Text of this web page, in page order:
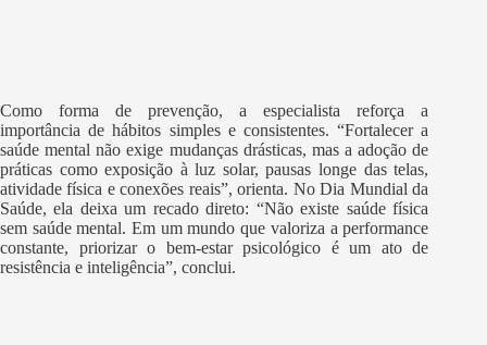
Como forma de prevenção, a especialista reforça a
importância de hábitos simples e consistentes. “Fortalecer a
saúde mental não exige mudanças drásticas, mas a adoção de
práticas como exposição à luz solar, pausas longe das telas,
atividade física e conexões reais”, orienta. No Dia Mundial da
Saúde, ela deixa um recado direto: “Não existe saúde física
sem saúde mental. Em um mundo que valoriza a performance
constante, priorizar o bem-estar psicológico é um ato de
resistência e inteligência”, conclui.